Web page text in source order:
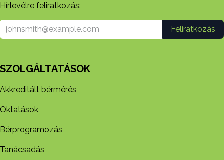
Hírlevélre feliratkozás:
Feliratkozás
SZOLGÁLTATÁSOK
Akkreditált bérmérés
Oktatások
Bérprogramozás
Tanácsadás